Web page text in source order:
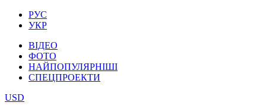
РУС
УКР
ВІДЕО
ФОТО
НАЙПОПУЛЯРНІШІ
СПЕЦПРОЕКТИ
USD